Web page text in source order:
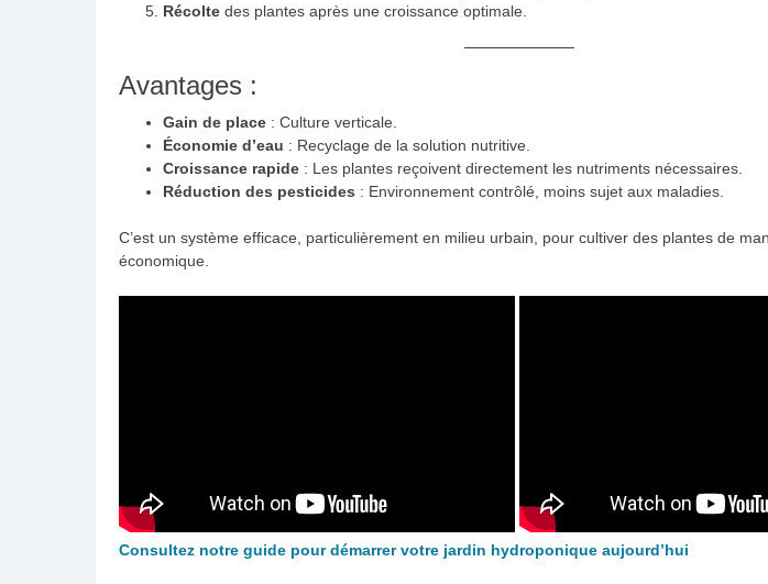
Récolte des plantes après une croissance optimale.
Avantages :
Gain de place : Culture verticale.
Économie d’eau : Recyclage de la solution nutritive.
Croissance rapide : Les plantes reçoivent directement les nutriments nécessaires.
Réduction des pesticides : Environnement contrôlé, moins sujet aux maladies.
C’est un système efficace, particulièrement en milieu urbain, pour cultiver des plantes de
économique.
Consultez notre guide pour démarrer votre jardin hydroponique aujourd’hui